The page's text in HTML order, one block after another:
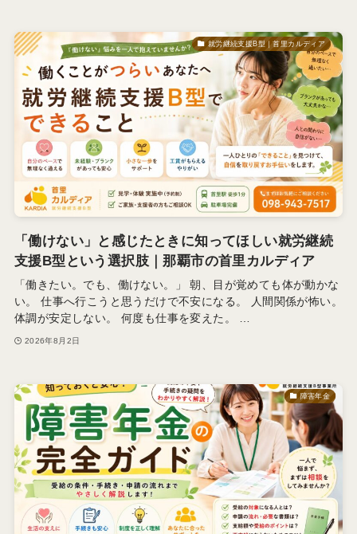
就労継続支援B型｜首里カルディア
「働けない」と感じたときに知ってほしい就労継続
支援B型という選択肢｜那覇市の首里カルディア
「働きたい。でも、働けない。」 朝、目が覚めても体が動かな
い。 仕事へ行こうと思うだけで不安になる。 人間関係が怖い。
体調が安定しない。 何度も仕事を変えた。 …
2026年8月2日
障害年金